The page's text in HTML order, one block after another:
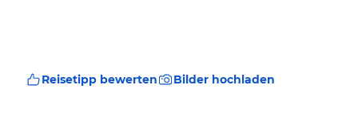
Reisetipp bewerten Bilder hochladen